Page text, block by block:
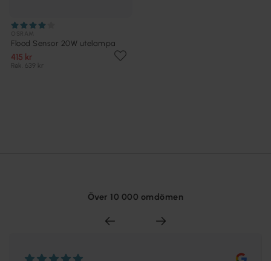
Flood Sensor 20W utelampa
415 kr
Rek. 639 kr
Över 10 000 omdömen